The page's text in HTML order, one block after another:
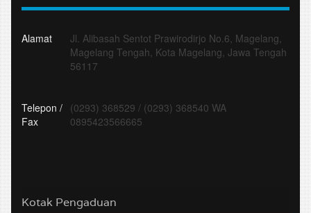
Alamat
Jl. Alibasah Sentot Prawirodirjo No.6, Magelang,
Magelang Tengah, Kota Magelang, Jawa Tengah
56117
Telepon /
Fax
(0293) 368529 / (0293) 368540 WA
0895423566665
Kotak Pengaduan